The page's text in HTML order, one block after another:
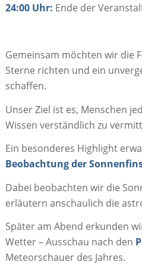
24:00 Uhr: Ende der
Gemeinsam möchten wir die
Sterne richten und ein
schaffen.
Unser Ziel ist es, Menschen
Wissen verständlich zu
Ein besonderes Highlight
Beobachtung der
Dabei beobachten wir die
erläutern anschaulich die
Später am Abend erkunden
Wetter – Ausschau nach den
Meteorschauer des Jahres.